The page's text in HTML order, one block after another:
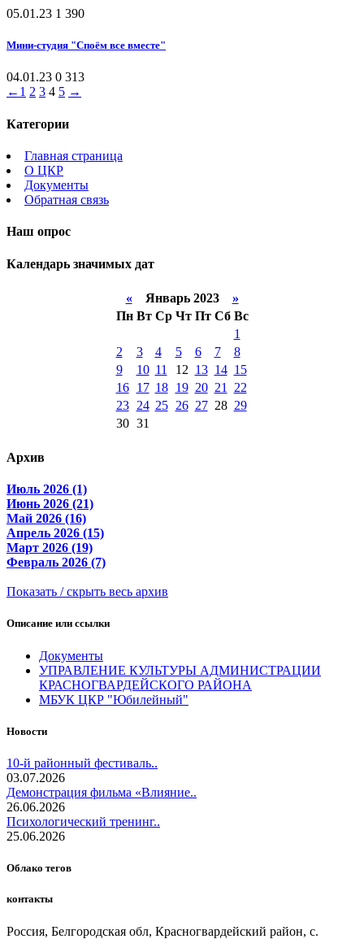
05.01.23 1 390
Мини-студия "Споём все вместе"
04.01.23 0 313
← 1 2 3 4 5 →
Категории
Главная страница
О ЦКР
Документы
Обратная связь
Наш опрос
Календарь значимых дат
«Январь 2023 »
Пн Вт Ср Чт Пт Сб Вс
1
2
3 4 5 6 7
8
9
10 11 12 13 14 15
16
17 18 19 20 21
22
23
24 25 26 27 28 29
30 31
Архив
Июль 2026 (1)
Июнь 2026 (21)
Май 2026 (16)
Апрель 2026 (15)
Март 2026 (19)
Февраль 2026 (7)
Показать / скрыть весь архив
Описание или ссылки
Документы
УПРАВЛЕНИЕ КУЛЬТУРЫ АДМИНИСТРАЦИИ
КРАСНОГВАРДЕЙСКОГО РАЙОНА
МБУК ЦКР "Юбилейный"
Новости
10-й районный фестиваль..
03.07.2026
Демонстрация фильма «Влияние..
26.06.2026
Психологический тренинг..
25.06.2026
Облако тегов
контакты
Россия, Белгородская обл, Красногвардейский район, с.